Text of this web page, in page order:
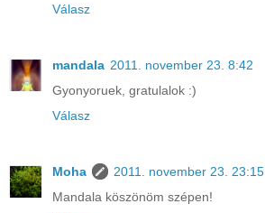
Válasz
mandala 2011. november 23. 8:42
Gyonyoruek, gratulalok :)
Válasz
Moha
2011. november 23. 23:15
Mandala köszönöm szépen!